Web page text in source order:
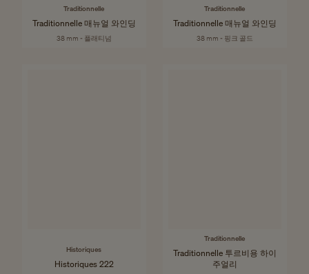
Traditionnelle
Traditionnelle 매뉴얼 와인딩
38 mm - 플래티넘
Traditionnelle
Traditionnelle 매뉴얼 와인딩
38 mm - 핑크 골드
Historiques
Historiques 222
Traditionnelle
Traditionnelle 투르비용 하이
주얼리